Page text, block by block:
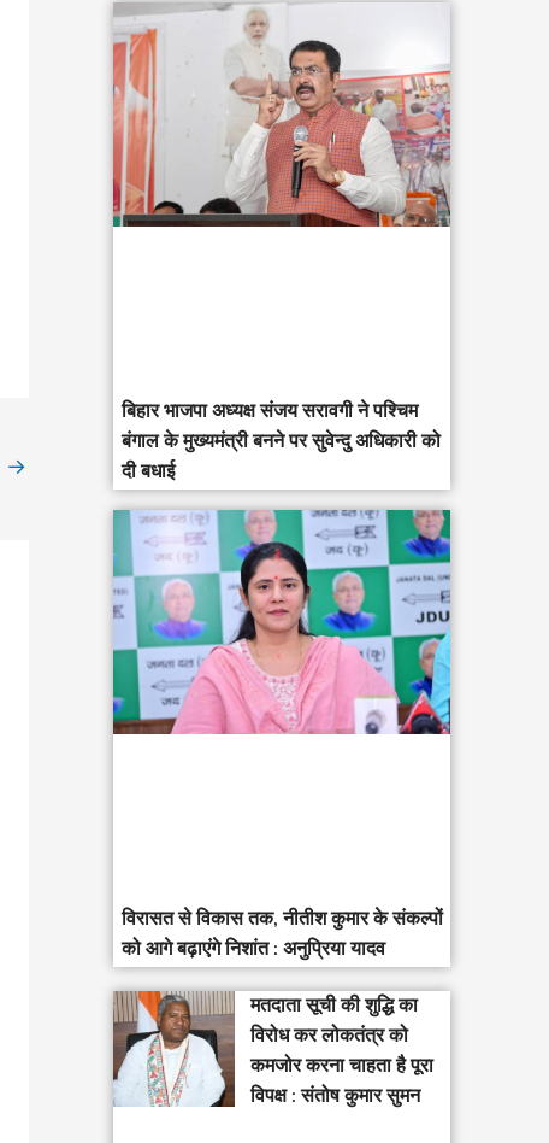
→
‎बिहार भाजपा अध्यक्ष संजय सरावगी ने पश्चिम
बंगाल के मुख्यमंत्री बनने पर सुवेन्दु अधिकारी को
दी बधाई
विरासत से विकास तक, नीतीश कुमार के संकल्पों
को आगे बढ़ाएंगे निशांत : अनुप्रिया यादव
मतदाता सूची की शुद्धि का
विरोध कर लोकतंत्र को
कमजोर करना चाहता है पूरा
विपक्ष : संतोष कुमार सुमन